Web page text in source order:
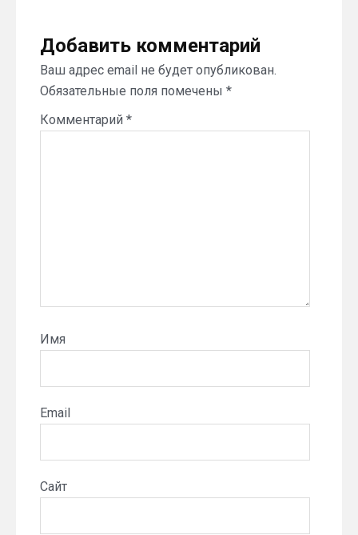
Добавить комментарий
Ваш адрес email не будет опубликован.
Обязательные поля помечены *
Комментарий *
Имя
Email
Сайт